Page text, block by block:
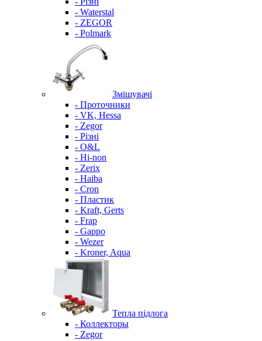
- Waterstal
- ZEGOR
- Polmark
Змішувачі
- Проточники
- VK, Hessa
- Zegor
- Різні
- O&L
- Hi-non
- Zerix
- Haiba
- Cron
- Пластик
- Kraft, Gerts
- Frap
- Gappo
- Wezer
- Kroner, Aqua
Тепла підлога
- Коллекторы
- Zegor